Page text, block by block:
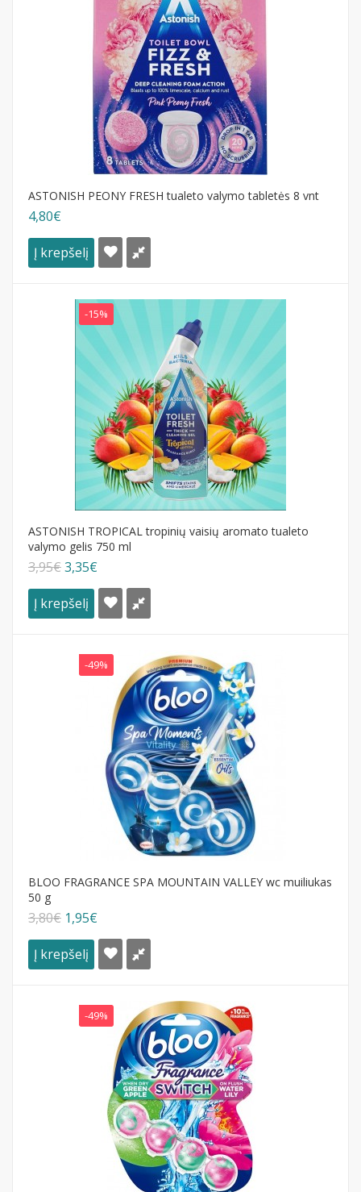
ASTONISH PEONY FRESH tualeto valymo tabletės 8 vnt
4,80€
Į krepšelį
-15%
ASTONISH TROPICAL tropinių vaisių aromato tualeto
valymo gelis 750 ml
3,95€3,35€
Į krepšelį
-49%
BLOO FRAGRANCE SPA MOUNTAIN VALLEY wc muiliukas
50 g
3,80€ 1,95€
Į krepšelį
-49%